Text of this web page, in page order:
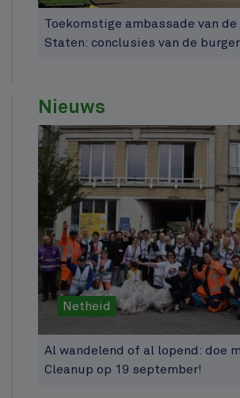
Toekomstige ambassade van de
Staten: conclusies van de
Nieuws
Netheid
Al wandelend of al lopend: doe
Cleanup op 19 september!